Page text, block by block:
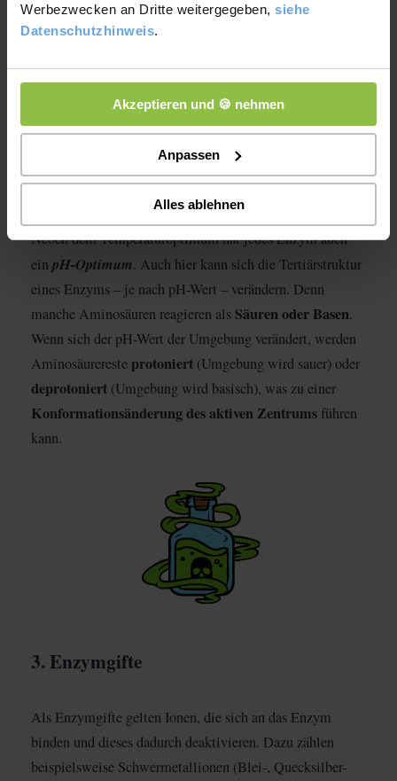
Werbezwecken an Dritte weitergegeben, siehe
Datenschutzhinweis.
Akzeptieren und 🍪 nehmen
Anpassen
Alles ablehnen
2. pH-Wert
Neben dem Temperaturoptimum hat jedes Enzym auch
ein pH-Optimum. Auch hier kann sich die Tertiärstruktur
eines Enzyms – je nach pH-Wert – verändern. Denn
manche Aminosäuren reagieren alsSäuren oder Basen.
Wenn sich der pH-Wert der Umgebung verändert, werden
Aminosäurereste protoniert (Umgebung wird sauer) oder
deprotoniert (Umgebung wird basisch), was zu einer
Konformationsänderungdes aktiven Zentrums führen
kann.
3. Enzymgifte
Als Enzymgifte gelten Ionen, die sich an das Enzym
binden und dieses dadurch deaktivieren. Dazu zählen
beispielsweise Schwermetallionen (Blei-, Quecksilber-